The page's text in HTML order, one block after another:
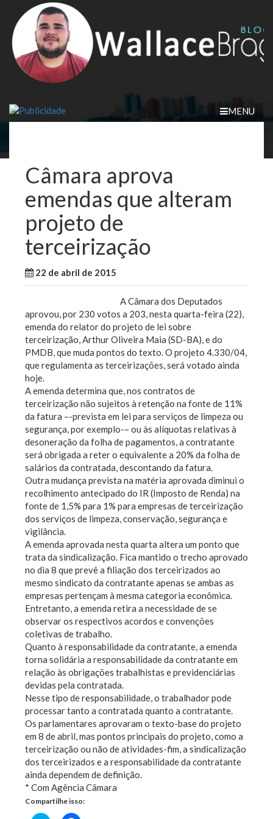
content
MENU
Câmara aprova
emendas que alteram
projeto de
terceirização
22 de abril de 2015
A Câmara dos Deputados
aprovou, por 230 votos a 203, nesta quarta-feira (22),
emenda do relator do projeto de lei sobre
terceirização, Arthur Oliveira Maia (SD-BA), e do
PMDB, que muda pontos do texto. O projeto 4.330/04,
que regulamenta as terceirizações, será votado ainda
hoje.
A emenda determina que, nos contratos de
terceirização não sujeitos à retenção na fonte de 11%
da fatura –-prevista em lei para serviços de limpeza ou
segurança, por exemplo-– ou às alíquotas relativas à
desoneração da folha de pagamentos, a contratante
será obrigada a reter o equivalente a 20% da folha de
salários da contratada, descontando da fatura.
Outra mudança prevista na matéria aprovada diminui o
recolhimento antecipado do IR (Imposto de Renda) na
fonte de 1,5% para 1% para empresas de terceirização
dos serviços de limpeza, conservação, segurança e
vigilância.
A emenda aprovada nesta quarta altera um ponto que
trata da sindicalização. Fica mantido o trecho aprovado
no dia 8 que prevê a filiação dos terceirizados ao
mesmo sindicato da contratante apenas se ambas as
empresas pertençam à mesma categoria econômica.
Entretanto, a emenda retira a necessidade de se
observar os respectivos acordos e convenções
coletivas de trabalho.
Quanto à responsabilidade da contratante, a emenda
torna solidária a responsabilidade da contratante em
relação às obrigações trabalhistas e previdenciárias
devidas pela contratada.
Nesse tipo de responsabilidade, o trabalhador pode
processar tanto a contratada quanto a contratante.
Os parlamentares aprovaram o texto-base do projeto
em 8 de abril, mas pontos principais do projeto, como a
terceirização ou não de atividades-fim, a sindicalização
dos terceirizados e a responsabilidade da contratante
ainda dependem de definição.
* Com Agência Câmara
Compartilhe isso: